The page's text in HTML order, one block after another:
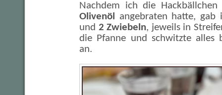
Nachdem ich die
Olivenöl
angebraten hatte,
und 2 Zwiebeln, jeweils in
die Pfanne und schwitzte alles
an.